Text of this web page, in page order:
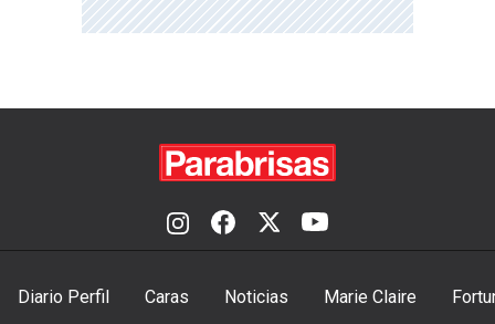
Diario Perfil Caras Noticias Marie Claire